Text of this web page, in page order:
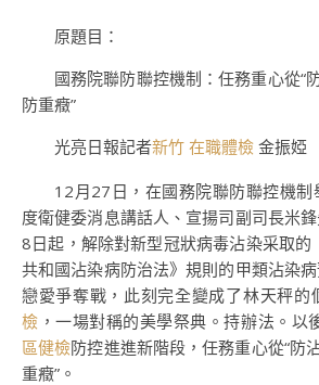
原題目：
國務院聯防聯控機制：任務重心從“
防重癥”
光亮日報記者新竹 在職體檢 金振婭
12月27日，在國務院聯防聯控機制
度衛健委消息講話人、宣揚司副司長米
8日起，解除對新型冠狀病毒沾染采取的
共和國沾染病防治法》規則的甲類沾染
戀愛爭奪戰，此刻完全變成了林天秤
檢 ，一場對稱的美學祭典。持辦法。以
區健檢防控進進新階段，任務重心從“防
重癥”。